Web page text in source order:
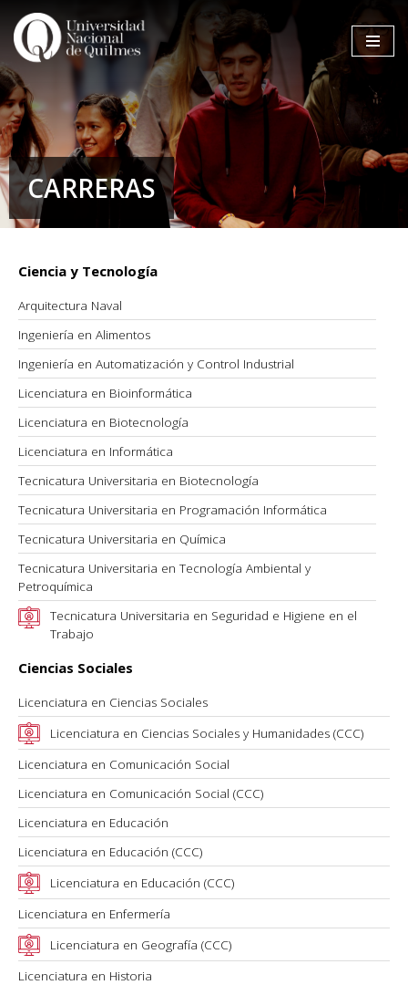
Ir
al
contenido
CARRERAS
Ciencia y Tecnología
Arquitectura Naval
Ingeniería en Alimentos
Ingeniería en Automatización y Control Industrial
Licenciatura en Bioinformática
Licenciatura en Biotecnología
Licenciatura en Informática
Tecnicatura Universitaria en Biotecnología
Tecnicatura Universitaria en Programación Informática
Tecnicatura Universitaria en Química
Tecnicatura Universitaria en Tecnología Ambiental y
Petroquímica
Tecnicatura Universitaria en Seguridad e Higiene en el
Trabajo
Ciencias Sociales
Licenciatura en Ciencias Sociales
Licenciatura en Ciencias Sociales y Humanidades (CCC)
Licenciatura en Comunicación Social
Licenciatura en Comunicación Social (CCC)
Licenciatura en Educación
Licenciatura en Educación (CCC)
Licenciatura en Educación (CCC)
Licenciatura en Enfermería
Licenciatura en Geografía (CCC)
Licenciatura en Historia